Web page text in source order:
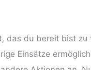
das du bereit bist
Einsätze